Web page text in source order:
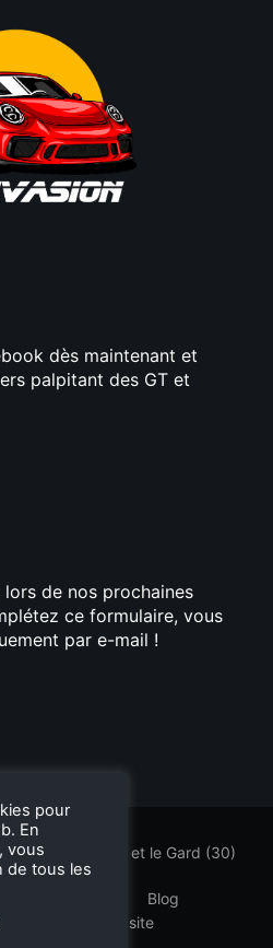
dès maintenant et
palpitant des GT et
de nos prochaines
ce formulaire, vous
par e-mail !
l'Hérault (34) et le Gard (30)
Blog
Plan du site
pour
En
vous
de tous les